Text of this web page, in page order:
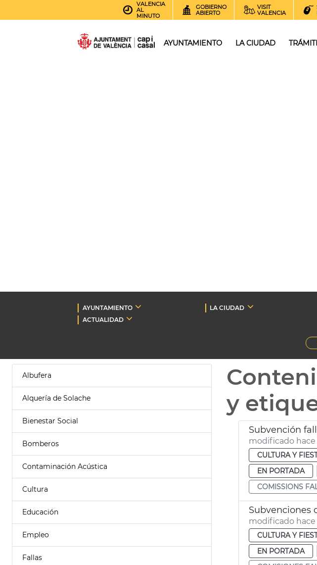
VALENCIA
AL
MINUTO
GOBIERNO
ABIERTO
VISIT
VALENCIA
AYUNTAMIENTO LA CIUDAD
AYUNTAMIENTO LA CIUDAD
ACTUALIDAD
Albufera
Alquería de Solache
Bienestar Social
Bomberos
Contaminación Acústica
Cultura
Educación
Empleo
Fallas
y
Subvención
modificado hace
CULTURA Y
EN PORTADA
COMISSIONS
Subvenciones
modificado hace
CULTURA Y
EN PORTADA